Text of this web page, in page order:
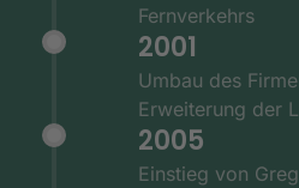
Fernverkehrs
2001
Umbau des
Erweiterung der
2005
Einstieg von